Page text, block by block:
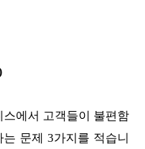
스에서 고객들이 불편함
문제 3가지를 적습니